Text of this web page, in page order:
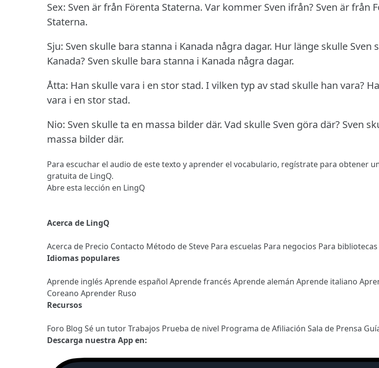
Sex: Sven är från Förenta Staterna. Var kommer Sven ifrån? Sven är från
Staterna.
Sju: Sven skulle bara stanna i Kanada några dagar. Hur länge skulle Sven
Kanada? Sven skulle bara stanna i Kanada några dagar.
Åtta: Han skulle vara i en stor stad. I vilken typ av stad skulle han vara?
vara i en stor stad.
Nio: Sven skulle ta en massa bilder där. Vad skulle Sven göra där? Sven
massa bilder där.
Para escuchar el audio de este texto y aprender el vocabulario, regístrate para obtener
gratuita de LingQ.
Abre esta lección en LingQ
Acerca de LingQ
Acerca de Precio Contacto Método de Steve Para escuelas Para negocios Para bibliotecas
Idiomas populares
Aprende inglés Aprende español Aprende francés Aprende alemán Aprende italiano
Coreano Aprender Ruso
Recursos
Foro Blog Sé un tutorTrabajos Prueba de nivel Programa de Afiliación Sala de Prensa
Descarga nuestra App en: